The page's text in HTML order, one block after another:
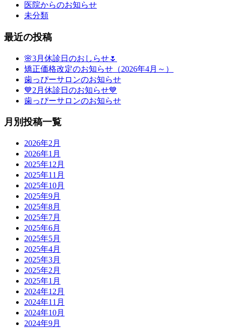
医院からのお知らせ
未分類
最近の投稿
🌸3月休診日のおしらせ🌷
矯正価格改定のお知らせ（2026年4月～）
歯っぴーサロンのお知らせ
💙2月休診日のお知らせ💙
歯っぴーサロンのお知らせ
月別投稿一覧
2026年2月
2026年1月
2025年12月
2025年11月
2025年10月
2025年9月
2025年8月
2025年7月
2025年6月
2025年5月
2025年4月
2025年3月
2025年2月
2025年1月
2024年12月
2024年11月
2024年10月
2024年9月